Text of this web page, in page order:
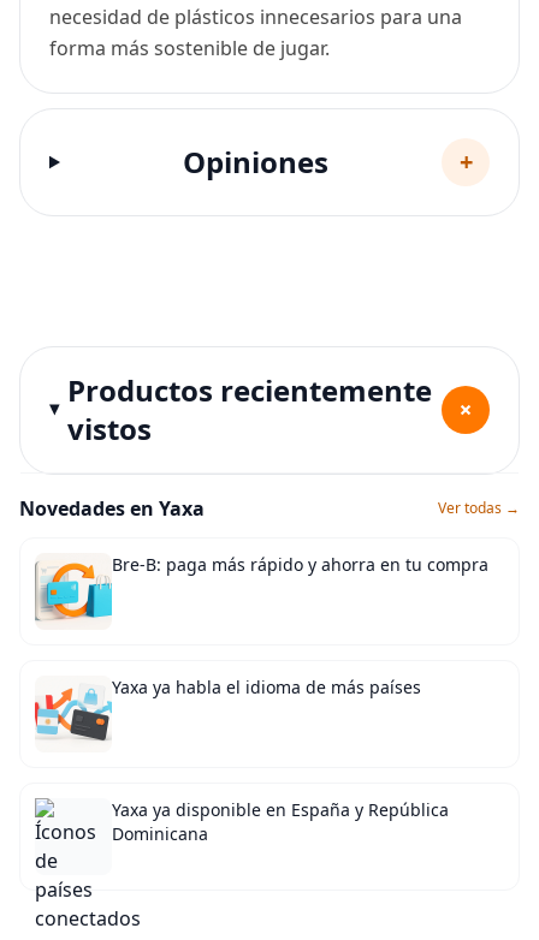
necesidad de plásticos innecesarios para una
forma más sostenible de jugar.
Opiniones +
Productos recientemente
vistos
+
Novedades en Yaxa Ver todas →
Bre-B: paga más rápido y ahorra en tu compra
Yaxa ya habla el idioma de más países
Yaxa ya disponible en España y República
Dominicana